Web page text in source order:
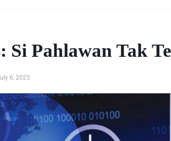
Si Pahlawan Tak
6, 2025